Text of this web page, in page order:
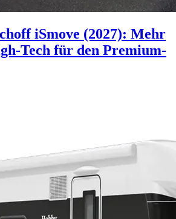
iSmove (2027): Mehr
Tech für den Premium-